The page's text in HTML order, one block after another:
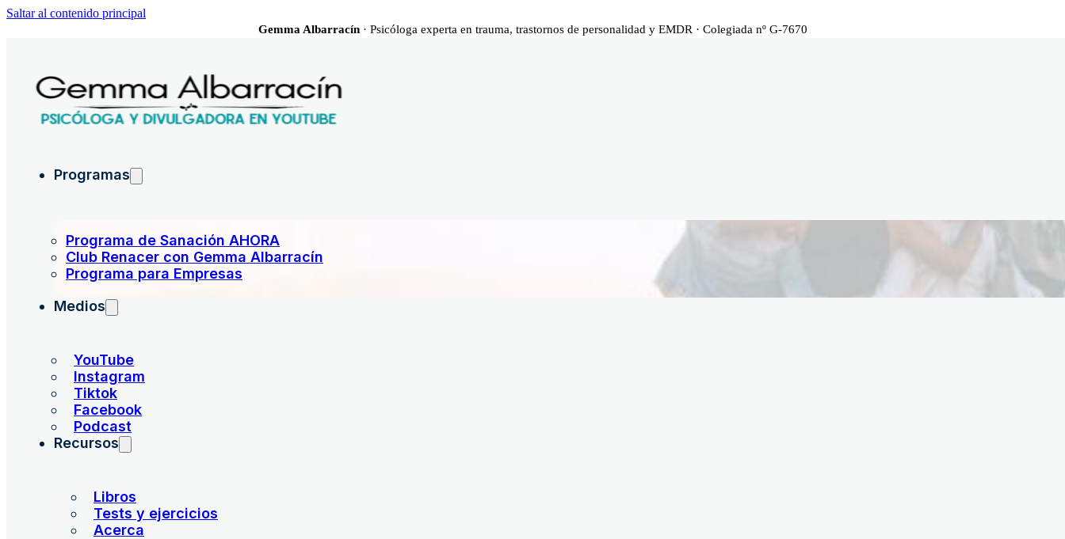
Saltar al contenido principal
Gemma Albarracín· Psicóloga experta en trauma, trastornos de personalidad y EMDR · Colegiada nº G-7670
Programas
Programa de Sanación AHORA
Club Renacer con Gemma Albarracín
Programa para Empresas
Medios
YouTube
Instagram
Tiktok
Facebook
Podcast
Recursos
Libros
Tests y ejercicios
Acerca